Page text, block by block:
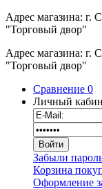
Адрес магазина: г.
"Торговый двор"
Адрес магазина: г.
"Торговый двор"
Сравнение 0
Личный
Забыли
Корзина
Оформление